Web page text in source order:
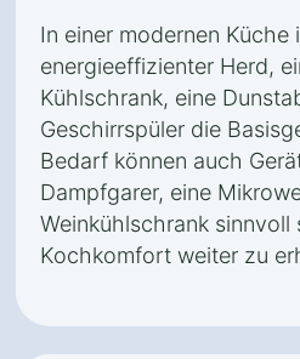
In einer modernen Küche
energieeffizienter Herd,
Kühlschrank, eine
Geschirrspüler die
Bedarf können auch
Dampfgarer, eine
Weinkühlschrank sinnvoll
Kochkomfort weiter zu